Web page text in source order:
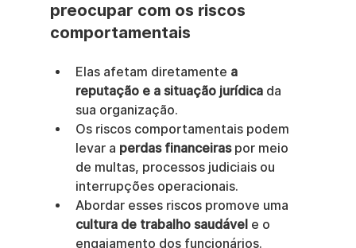
preocupar com os riscos
comportamentais
Elas afetam diretamente a
reputação e a situação jurídica da
sua organização.
Os riscos comportamentais podem
levar a perdas financeiras por meio
de multas, processos judiciais ou
interrupções operacionais.
Abordar esses riscos promove uma
cultura de trabalho saudável e o
engajamento dos funcionários.